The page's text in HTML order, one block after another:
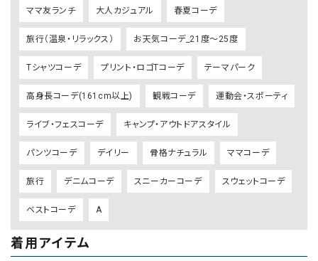
ママ友ランチ 大人カジュアル 春夏コーデ
旅行（温泉・リラックス） お天気コーデ_21度～25度
Tシャツコーデ プリント・ロゴTコーデ テーマパーク
高身長コーデ(161cm以上) 観戦コーデ 運動会・スポーティ
ライブ・フェスコーデ キャンプ・アウトドアスタイル
パンツコーデ デイリー 骨格ナチュラル ママコーデ
旅行 デニムコーデ スニーカーコーデ スウェットコーデ
ベストコーデ A
着用アイテム